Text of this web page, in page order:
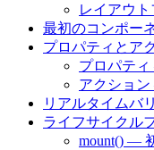
レイアウ
最初のコンポー
プロパティとア
プロパテ
アクション
リアルタイムバ
ライフサイクル
mount() —